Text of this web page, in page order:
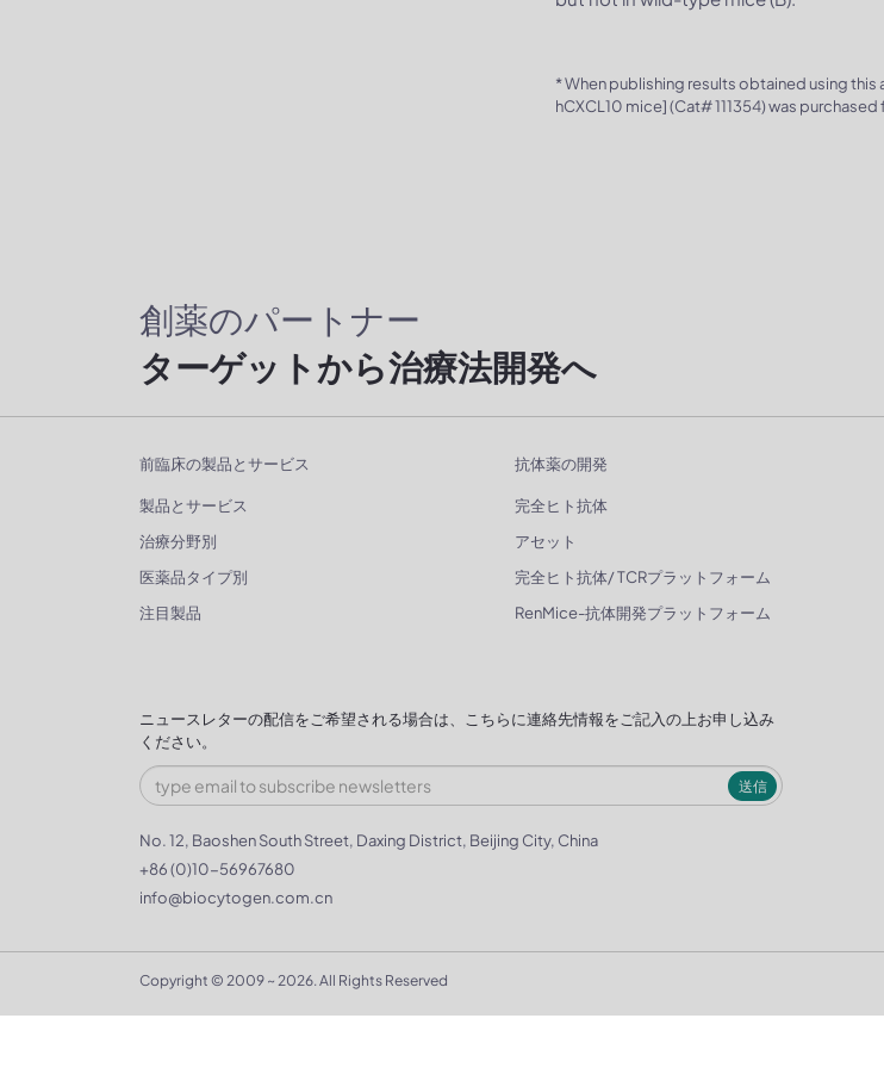
* When publishing results obtained using
hCXCL10 mice] (Cat# 111354) was
創薬のパートナー
ターゲットから治療法開発へ
前臨床の製品とサービス
製品とサービス
治療分野別
医薬品タイプ別
注目製品
抗体薬の開発
完全ヒト抗体
アセット
完全ヒト抗体/ TCRプラットフォーム
RenMice-抗体開発プラットフォーム
ニュースレターの配信をご希望される場合は、こちらに連絡先情報をご記入の上お申し込み
ください。
送信
No. 12, Baoshen South Street, Daxing District, Beijing City, China
+86 (0)10-56967680
info@biocytogen.com.cn
Copyright © 2009 ~ 2026. All Rights Reserved